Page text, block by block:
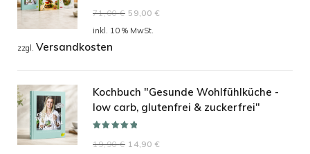
5.00von 5
71,00€ Ursprünglicher
Preis
59,00 €
inkl. 10 % MwSt.
zzgl. Versandkosten
Kochbuch "Gesunde Wohlfühlküche -
low carb, glutenfrei & zuckerfrei"
5.00von 5
19,90€ Ursprünglicher
14,90 €